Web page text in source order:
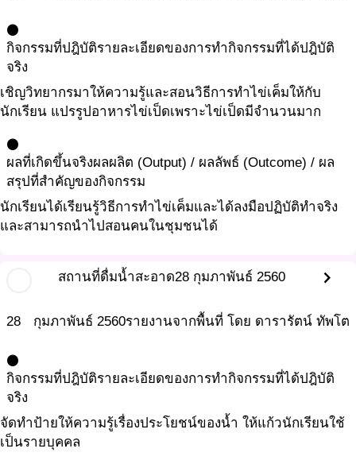
circle
กิจกรรมที่ปฎิบัติรายละเอียดของการทำกิจกรรมที่ได้ปฎิบัติ
จริง
เชิญวิทยากรมาให้ความรู้และสอนวิธีการทำไข่เค็มให้กับ
นักเรียน แปรรูปอาหารไข่เป็ดเพราะไข่เป็ดมีจำนวนมาก
circle
ผลที่เกิดขึ้นจริงผลผลิต (Output) / ผลลัพธ์ (Outcome) / ผล
สรุปที่สำคัญของกิจกรรม
นักเรียนได้เรียนรู้วิธีการทำไข่เค็มและได้ลงมือปฏิบัติทำจริง
และสามารถนำไปสอนคนในชุมชนได้
สถานที่ดื่มน้ำสะอาด28 กุมภาพันธ์ 2560 chevron_right
28 กุมภาพันธ์ 2560รายงานจากพื้นที่ โดย ดารารัตน์ ทัพโต
circle
กิจกรรมที่ปฎิบัติรายละเอียดของการทำกิจกรรมที่ได้ปฎิบัติ
จริง
จัดทำป้ายให้ความรู้เรื่องประโยชน์ของน้ำ ให้แก้วนักเรียนใช้
เป็นรายบุคคล